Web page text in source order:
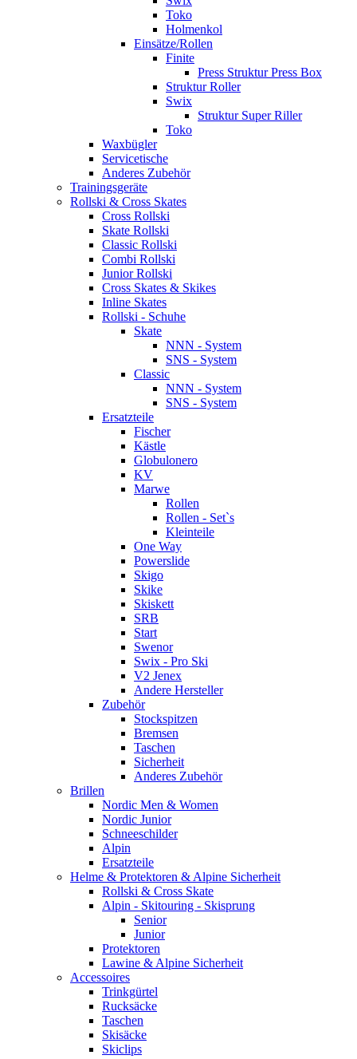
Toko
Holmenkol
Einsätze/Rollen
Finite
Press Struktur Press Box
Struktur Roller
Swix
Struktur Super Riller
Toko
Waxbügler
Servicetische
Anderes Zubehör
Trainingsgeräte
Rollski & Cross Skates
Cross Rollski
Skate Rollski
Classic Rollski
Combi Rollski
Junior Rollski
Cross Skates & Skikes
Inline Skates
Rollski - Schuhe
Skate
NNN - System
SNS - System
Classic
NNN - System
SNS - System
Ersatzteile
Fischer
Kästle
Globulonero
KV
Marwe
Rollen
Rollen - Set`s
Kleinteile
One Way
Powerslide
Skigo
Skike
Skiskett
SRB
Start
Swenor
Swix - Pro Ski
V2 Jenex
Andere Hersteller
Zubehör
Stockspitzen
Bremsen
Taschen
Sicherheit
Anderes Zubehör
Brillen
Nordic Men & Women
Nordic Junior
Schneeschilder
Alpin
Ersatzteile
Helme & Protektoren & Alpine Sicherheit
Rollski & Cross Skate
Alpin - Skitouring - Skisprung
Senior
Junior
Protektoren
Lawine & Alpine Sicherheit
Accessoires
Trinkgürtel
Rucksäcke
Taschen
Skisäcke
Skiclips